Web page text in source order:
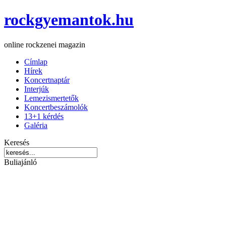
rockgyemantok.hu
online rockzenei magazin
Címlap
Hírek
Koncertnaptár
Interjúk
Lemezismertetők
Koncertbeszámolók
13+1 kérdés
Galéria
Keresés
Buliajánló